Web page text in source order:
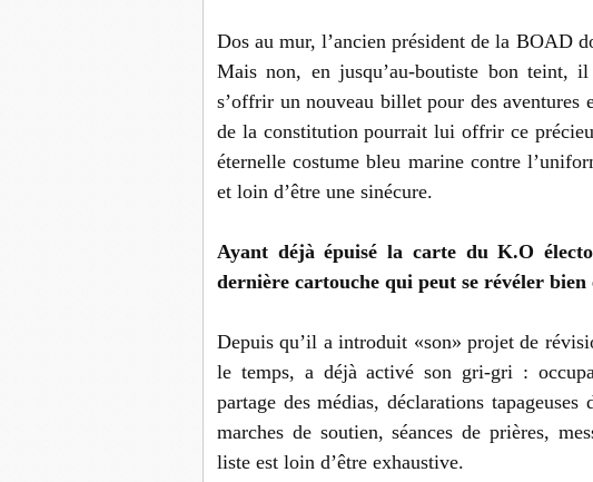
Dos au mur, l’ancien président de la BOAD
Mais non, en jusqu’au-boutiste bon teint,
s’offrir un nouveau billet pour des aventures
de la constitution pourrait lui offrir ce
éternelle costume bleu marine contre
et loin d’être une sinécure.
Ayant déjà épuisé la carte du K.O
dernière cartouche qui peut se révéler bien
Depuis qu’il a introduit «son» projet de
le temps, a déjà activé son gri-gri :
partage des médias, déclarations
marches de soutien, séances de prières,
liste est loin d’être exhaustive.